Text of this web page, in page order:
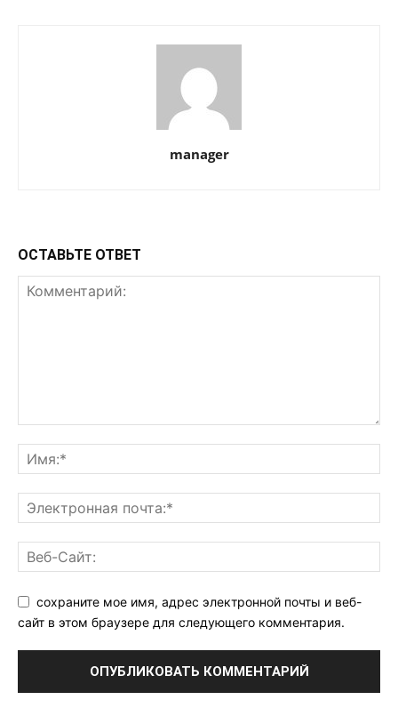
manager
ОСТАВЬТЕ ОТВЕТ
сохраните мое имя, адрес электронной почты и веб-
сайт в этом браузере для следующего комментария.